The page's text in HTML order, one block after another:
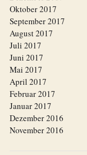
Oktober 2017
September 2017
August 2017
Juli 2017
Juni 2017
Mai 2017
April 2017
Februar 2017
Januar 2017
Dezember 2016
November 2016